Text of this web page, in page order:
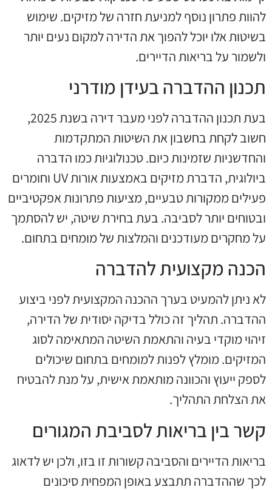
להוות פתרון נוסף למניעת חזרה של מזיקים. שימוש
בשיטות אלו יוכל להפוך את הדירה למקום נעים יותר
ולשמור על בריאות הדיירים.
תכנון ההדברה בעידן מודרני
בעת תכנון ההדברה לפני מעבר דירה בשנת 2025,
חשוב לקחת בחשבון את השיטות המתקדמות
והחדשניות שזמינות כיום. טכנולוגיות כמו הדברה
ביולוגית, הדברת מזיקים באמצעות אורות UV וחומרים
פעילים ממקורות טבעיים, מציעות פתרונות אפקטיביים
ובטוחים יותר לסביבה. בעת בחירת שיטה, יש להסתמך
על מחקרים מעודכנים והמלצות של מומחים בתחום.
הכנה מקצועית להדברה
לא ניתן להמעיט בערך ההכנה המקצועית לפני ביצוע
ההדברה. תהליך זה כולל בדיקה יסודית של הדירה,
זיהוי מוקדי בעיה והתאמת השיטה המתאימה לסוג
המזיקים. מומלץ לפנות למומחים בתחום שיכולים
לספק ייעוץ והכוונה מותאמת אישית, על מנת להבטיח
את הצלחת התהליך.
קשר בין בריאות לסביבת המגורים
בריאות הדיירים והסביבה קשורות זו בזו, ולכן יש לדאוג
לכך שההדברה תתבצע באופן המפחית סיכונים